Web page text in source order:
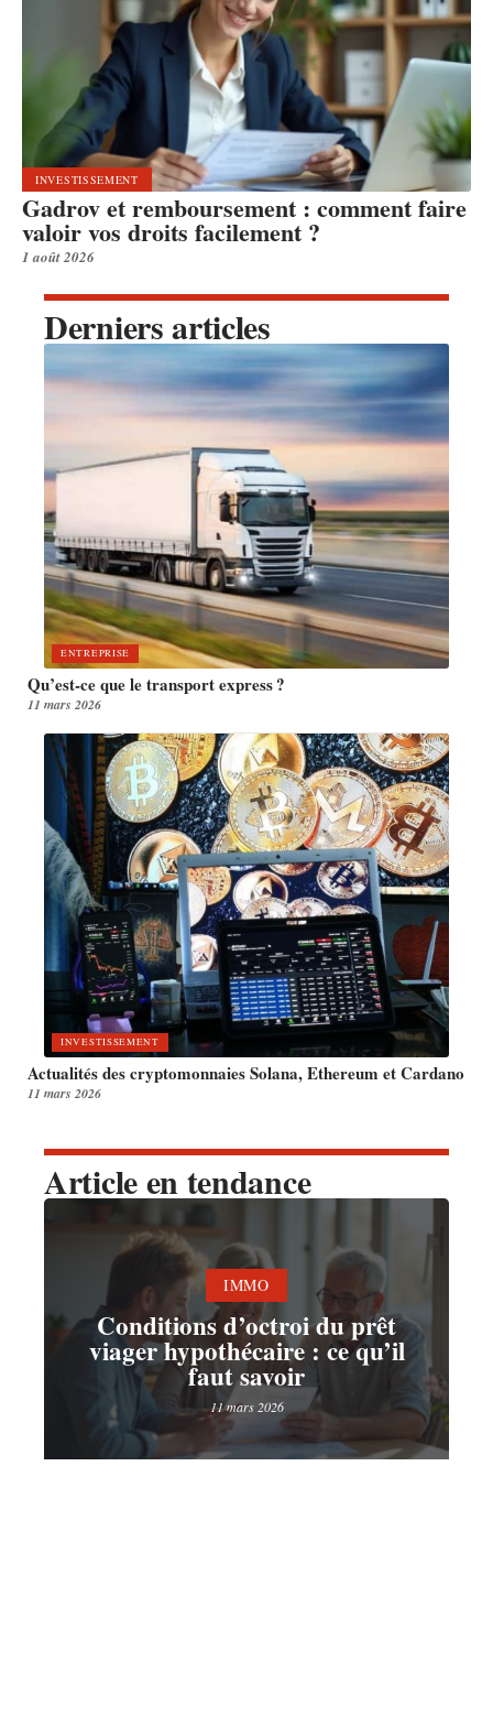
INVESTISSEMENT
Gadrov et remboursement : comment faire
valoir vos droits facilement ?
1 août 2026
Derniers articles
ENTREPRISE
Qu’est-ce que le transport express ?
11 mars 2026
INVESTISSEMENT
Actualités des cryptomonnaies Solana, Ethereum et Cardano
11 mars 2026
Article en tendance
IMMO
Conditions d’octroi du prêt
viager hypothécaire : ce qu’il
faut savoir
11 mars 2026